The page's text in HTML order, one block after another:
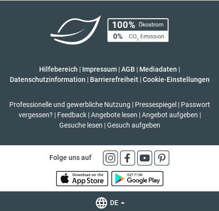
Hilfebereich | Impressum |AGB | Mediadaten |
Datenschutzinformation | Barrierefreiheit | Cookie-Einstellungen
Professionelle und gewerbliche Nutzung | Pressespiegel | Passwort
vergessen? | Feedback | Angebote lesen | Angebot aufgeben |
Gesuche lesen | Gesuch aufgeben
Folge uns auf
DE